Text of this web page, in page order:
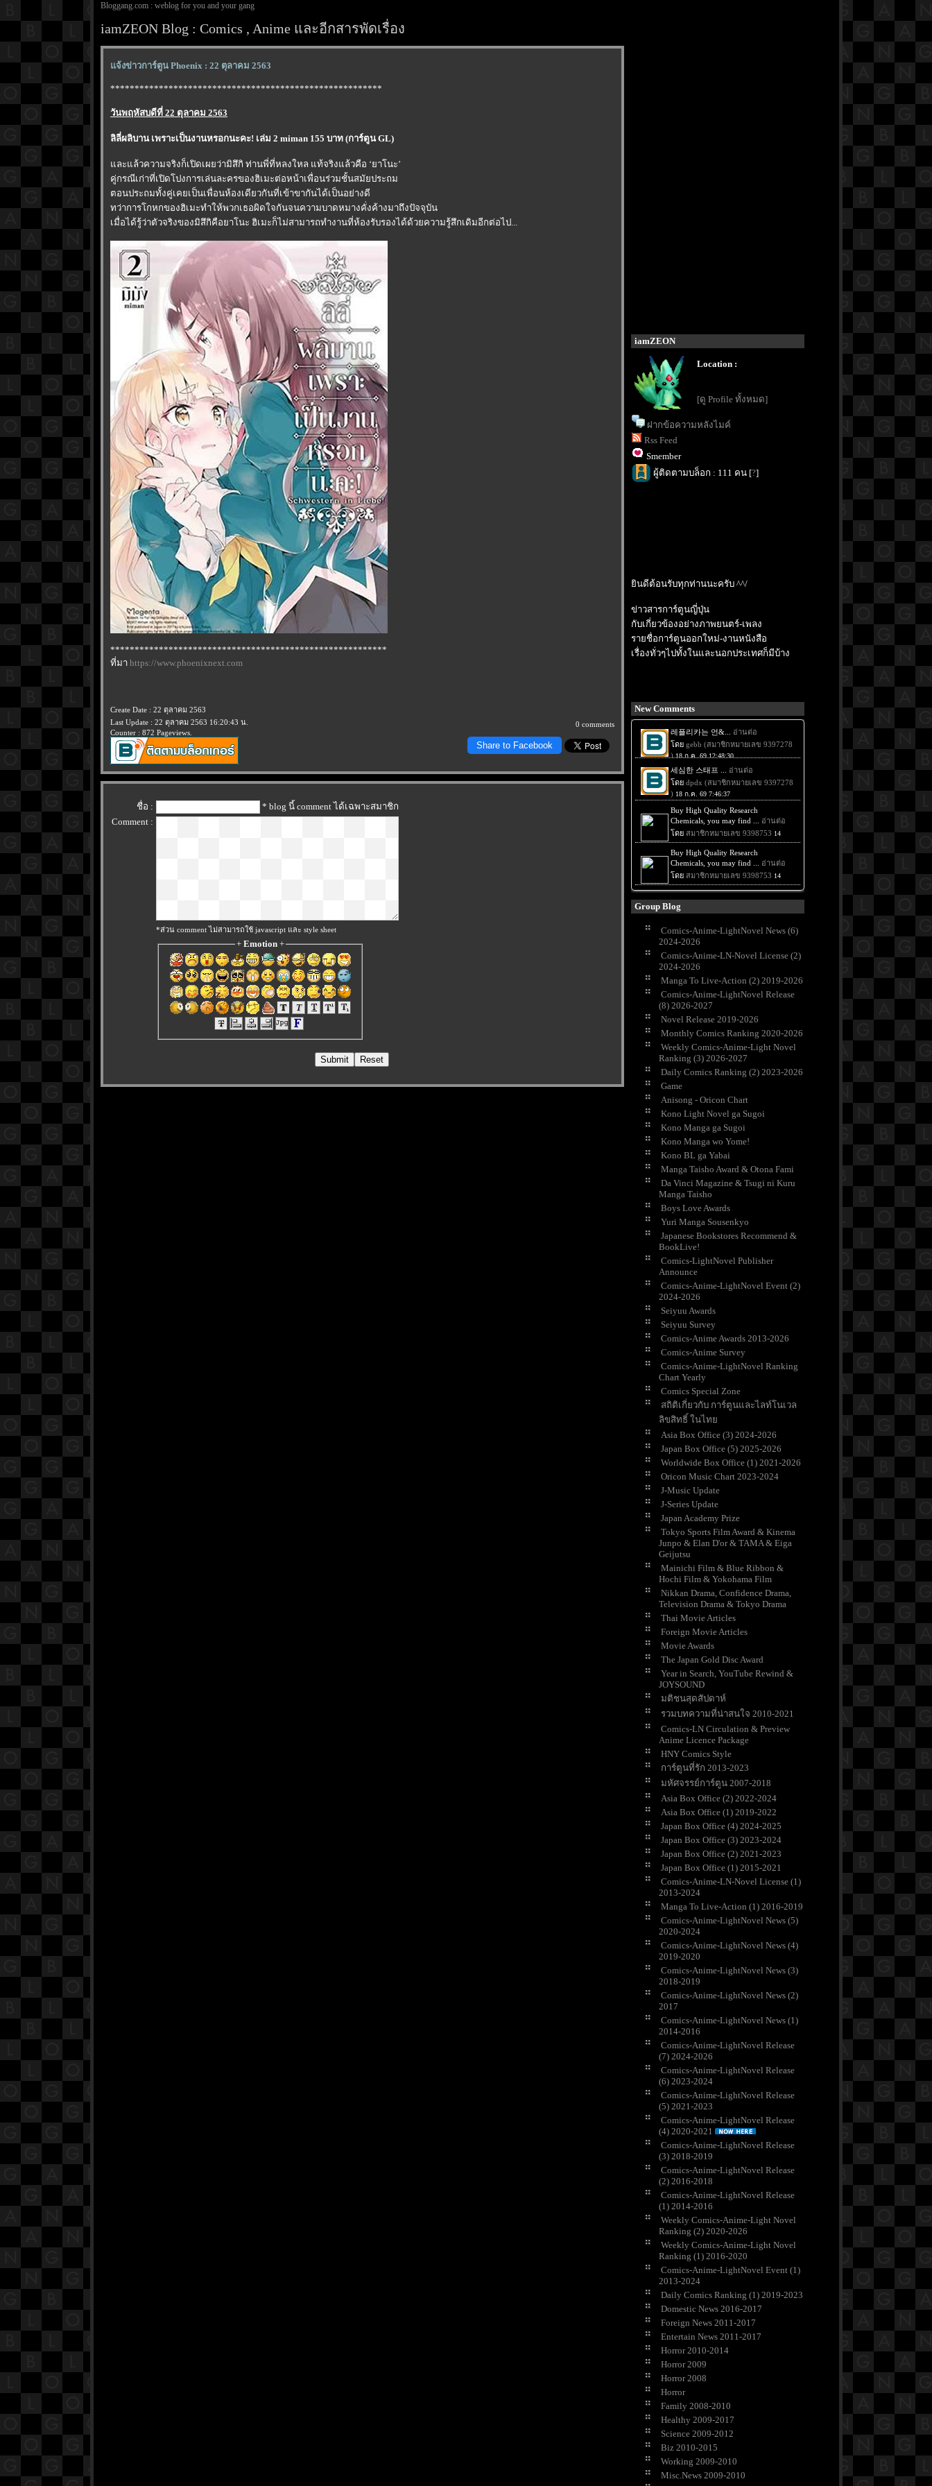
Bloggang.com : weblog for you and your gang
iamZEON Blog : Comics , Anime และอีกสารพัดเรื่อง
จ้งข่าวการ์ตูน Phoenix : 22 ตุลาคม 2563
********************************************************
วันพฤหัสบดีที่ 22 ตุลาคม 2563
ลิลี่ผลิบาน เพราะเป็นงานหรอกนะคะ! เล่ม 2 miman 155 บาท (การ์ตูน GL)
ละแล้วความจริงก็เปิดเผยว่ามิสึกิ ท่านพี่ที่หลงใหล แท้จริงแล้วคือ ‘ยาโนะ’
คู่กรณีเก่าที่เปิดโปงการเล่นละครของฮิเมะต่อหน้าเพื่อนร่วมชั้นสมัยประถม
ตอนประถมทั้งคู่เคยเป็นเพื่อนห้องเดียวกันที่เข้าขากันได้เป็นอย่างดี
ทว่าการโกหกของฮิเมะทำให้พวกเธอผิดใจกันจนความบาดหมางคั่งค้างมาถึงปัจจุบัน
เมื่อได้รู้ว่าตัวจริงของมิสึกิคือยาโนะ ฮิเมะก็ไม่สามารถทำงานที่ห้องรับรองได้ด้วยความรู้สึกเดิมอีกต่อไป...
*********************************************************
ที่มา https://www.phoenixnext.com
Create Date : 22 ตุลาคม 2563
Last Update : 22 ตุลาคม 2563 16:20:43 น.
Counter : 872 Pageviews.
0 comments
Share to Facebook
ชื่อ :
* blog นี้ comment ได้เฉพาะสมาชิก
Comment :
*ส่วน comment ไม่สามารถใช้ javascript และ style sheet
+ Emotion+
iamZEON
Location :
[ดู Profile ทั้งหมด]
ฝากข้อความหลังไมค์
Rss Feed
Smember
ผู้ติดตามบล็อก : 111 คน [?]
ินดีต้อนรับทุกท่านนะครับ ^^/
ข่าวสารการ์ตูนญี่ปุ่น
กับเกี่ยวข้องอย่างภาพยนตร์-เพลง
รายชื่อการ์ตูนออกใหม่-งานหนังสือ
เรื่องทั่วๆไปทั้งในและนอกประเทศก็มีบ้าง
New Comments
Group Blog
Comics-Anime-LightNovel News (6)
2024-2026
Comics-Anime-LN-Novel License (2)
2024-2026
Manga To Live-Action (2) 2019-2026
Comics-Anime-LightNovel Release
(8) 2026-2027
Novel Release 2019-2026
Monthly Comics Ranking 2020-2026
Weekly Comics-Anime-Light Novel
Ranking (3) 2026-2027
Daily Comics Ranking (2) 2023-2026
Game
Anisong - Oricon Chart
Kono Light Novel ga Sugoi
Kono Manga ga Sugoi
Kono Manga wo Yome!
Kono BL ga Yabai
Manga Taisho Award & Otona Fami
Da Vinci Magazine & Tsugi ni Kuru
Manga Taisho
Boys Love Awards
Yuri Manga Sousenkyo
Japanese Bookstores Recommend &
BookLive!
Comics-LightNovel Publisher
Announce
Comics-Anime-LightNovel Event (2)
2024-2026
Seiyuu Awards
Seiyuu Survey
Comics-Anime Awards 2013-2026
Comics-Anime Survey
Comics-Anime-LightNovel Ranking
Chart Yearly
Comics Special Zone
สถิติเกี่ยวกับ การ์ตูนและไลท์โนเวล
ลิขสิทธิ์ ในไท
Asia Box Office (3) 2024-2026
Japan Box Office (5) 2025-2026
Worldwide Box Office (1) 2021-2026
Oricon Music Chart 2023-2024
J-Music Update
J-Series Update
Japan Academy Prize
Tokyo Sports Film Award & Kinema
Junpo & Elan D'or & TAMA & Eiga
Geijutsu
Mainichi Film & Blue Ribbon &
Hochi Film & Yokohama Film
Nikkan Drama, Confidence Drama,
Television Drama & Tokyo Drama
Thai Movie Articles
Foreign Movie Articles
Movie Awards
The Japan Gold Disc Award
Year in Search, YouTube Rewind &
JOYSOUND
มติชนสุดสัปดาห์
รวมบทความที่น่าสนใจ 2010-2021
Comics-LN Circulation & Preview
Anime Licence Package
HNY Comics Style
การ์ตูนที่รัก 2013-2023
มหัศจรรย์การ์ตูน 2007-2018
Asia Box Office (2) 2022-2024
Asia Box Office (1) 2019-2022
Japan Box Office (4) 2024-2025
Japan Box Office (3) 2023-2024
Japan Box Office (2) 2021-2023
Japan Box Office (1) 2015-2021
Comics-Anime-LN-Novel License (1)
2013-2024
Manga To Live-Action (1) 2016-2019
Comics-Anime-LightNovel News (5)
2020-2024
Comics-Anime-LightNovel News (4)
2019-2020
Comics-Anime-LightNovel News (3)
2018-2019
Comics-Anime-LightNovel News (2)
2017
Comics-Anime-LightNovel News (1)
2014-2016
Comics-Anime-LightNovel Release
(7) 2024-2026
Comics-Anime-LightNovel Release
(6) 2023-2024
Comics-Anime-LightNovel Release
(5) 2021-2023
Comics-Anime-LightNovel Release
(4) 2020-2021
Comics-Anime-LightNovel Release
(3) 2018-2019
Comics-Anime-LightNovel Release
(2) 2016-2018
Comics-Anime-LightNovel Release
(1) 2014-2016
Weekly Comics-Anime-Light Novel
Ranking (2) 2020-2026
Weekly Comics-Anime-Light Novel
Ranking (1) 2016-2020
Comics-Anime-LightNovel Event (1)
2013-2024
Daily Comics Ranking (1) 2019-2023
Domestic News 2016-2017
Foreign News 2011-2017
Entertain News 2011-2017
Horror 2010-2014
Horror 2009
Horror 2008
Horror
Family 2008-2010
Healthy 2009-2017
Science 2009-2012
Biz 2010-2015
Working 2009-2010
Misc.News 2009-2010